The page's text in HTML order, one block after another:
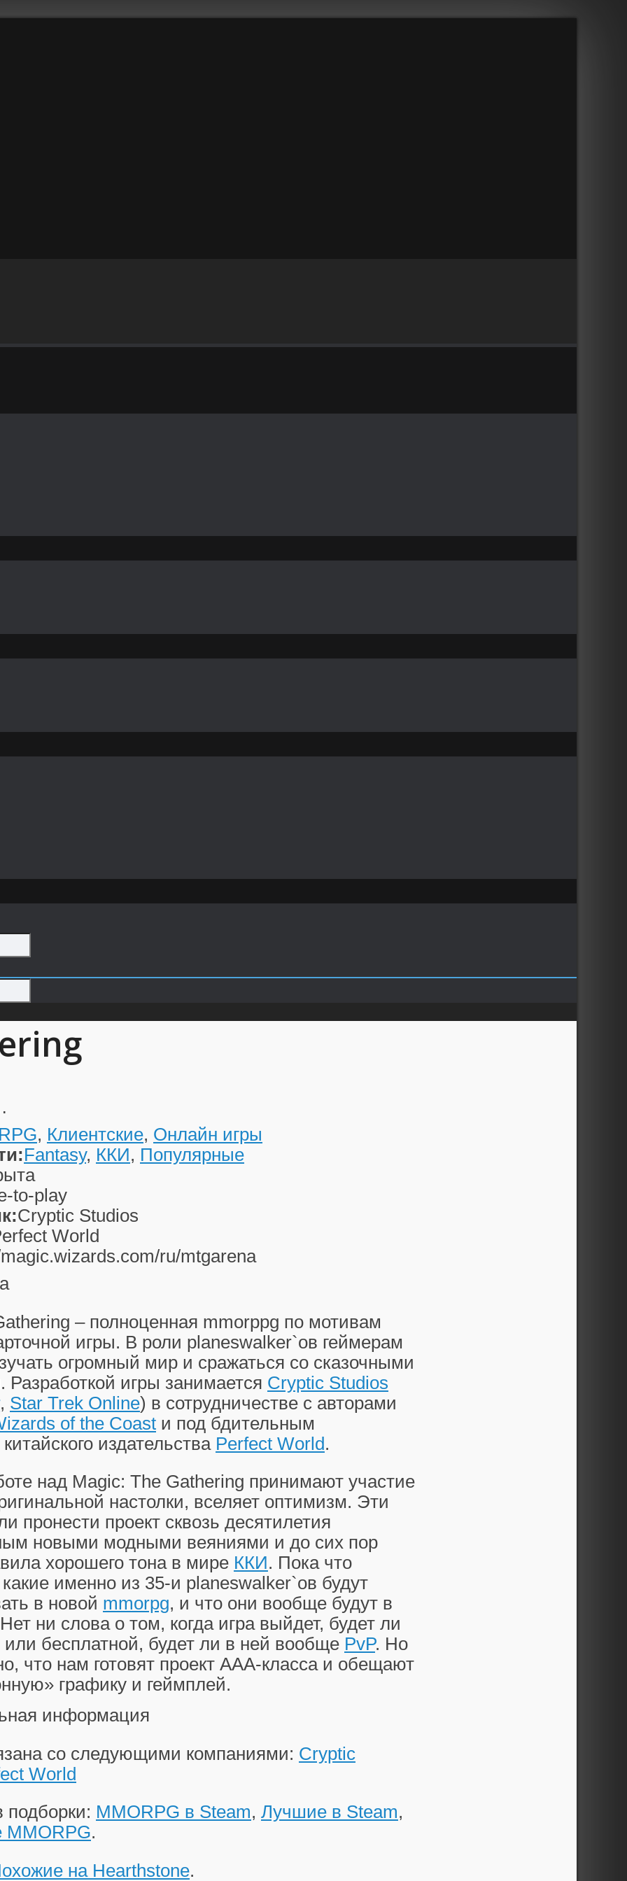
, Клиентские, Онлайн игры
Fantasy, ККИ, Популярные
to-play
Cryptic Studios
World
ru/mtgarena
– полноценная mmorppg по мотивам
игры. В роли planeswalker`ов геймерам
огромный мир и сражаться со сказочными
Разработкой игры занимается Cryptic Studios
, Star Trek Online) в сотрудничестве с авторами
of the Coast и под бдительным
издательства Perfect World.
над Magic: The Gathering принимают участие
настолки, вселяет оптимизм. Эти
пронести проект сквозь десятилетия
новыми модными веяниями и до сих пор
хорошего тона в мире ККИ. Пока что
именно из 35-и planeswalker`ов будут
в новой mmorpg, и что они вообще будут в
ни слова о том, когда игра выйдет, будет ли
или бесплатной, будет ли в ней вообще PvP. Но
что нам готовят проект AAA-класса и обещают
графику и геймплей.
информация
со следующими компаниями: Cryptic
World
подборки: MMORPG в Steam, Лучшие в Steam,
MMORPG.
на Hearthstone.